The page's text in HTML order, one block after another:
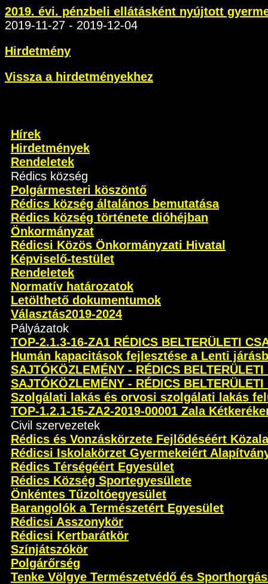
2019. évi. pénzbeli ellátásként nyújtott
2019-11-27 - 2019-12-04
Hirdetmény
Vissza a hirdetményekhez
Hírek
Hirdetmények
Rendeletek
Rédics község
Polgármesteri köszöntő
Rédics község általános bemutatása
Rédics község története dióhéjban
Önkormányzat
Rédicsi Közös Önkormányzati Hivatal
Képviselő-testület
Rendeletek
Normatív határozatok
Letölthető dokumentumok
Választás2019-2024
Pályázatok
TOP-2.1.3-16-ZA1 RÉDICS BELTERÜLETI
Humán kapacitások fejlesztése a Lenti
SAJTÓKÖZLEMÉNY - RÉDICS
SAJTÓKÖZLEMÉNY - RÉDICS
Szolgálati lakás és orvosi szolgálati lakás
TOP-1.2.1-15-ZA2-2019-00001 Zala
Civil szervezetek
Rédics és Vonzáskörzete Fejlődéséért
Rédicsi Iskolakörzet Gyermekeiért
Rédics Térségéért Egyesület
Rédics Község Sportegyesülete
Önkéntes Tűzoltóegyesület
Barangolók a Természetért Egyesület
Rédicsi Asszonykör
Rédicsi Kertbarátkör
Színjátszókör
Polgárőrség
Tenke Völgye Természetvédő és